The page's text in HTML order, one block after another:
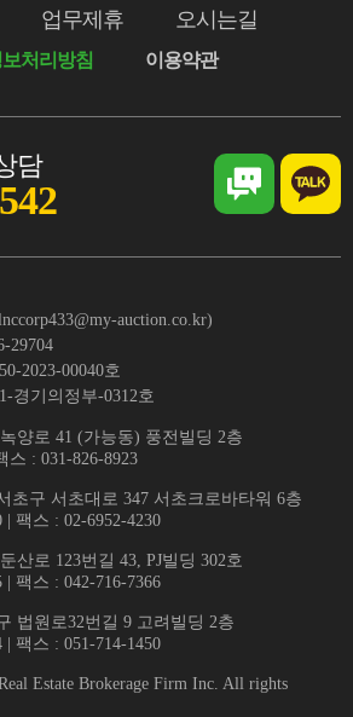
업무제휴 오시는길
처리방침 이용약관
담
auction.co.kr)
29704
2023-00040호
경기의정부-0312호
양로 41 (가능동) 풍전빌딩 2층
스 : 031-826-8923
초구 서초대로 347 서초크로바타워 6층
팩스 : 02-6952-4230
산로 123번길 43, PJ빌딩 302호
팩스 : 042-716-7366
법원로32번길 9 고려빌딩 2층
팩스 : 051-714-1450
Estate Brokerage Firm Inc. All rights